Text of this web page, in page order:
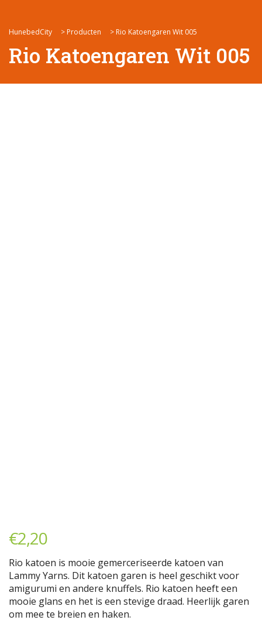
HunebedCity > Producten > Rio Katoengaren Wit 005
Rio Katoengaren Wit 005
€2,20
Rio katoen is mooie gemerceriseerde katoen van
Lammy Yarns. Dit katoen garen is heel geschikt voor
amigurumi en andere knuffels. Rio katoen heeft een
mooie glans en het is een stevige draad. Heerlijk garen
om mee te breien en haken.